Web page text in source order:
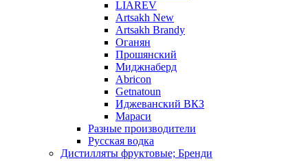
LIAREV
Artsakh New
Artsakh Brandy
Оганян
Прошянский
Миджнаберд
Abricon
Getnatoun
Иджеванский ВКЗ
Мараси
Разные производители
Русская водка
Дистилляты фруктовые; Бренди